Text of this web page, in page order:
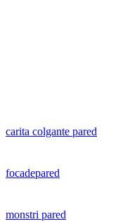
carita colgante pared
focadepared
monstri pared